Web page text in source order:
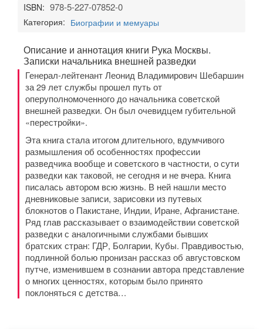
ISBN: 978-5-227-07852-0
Категория: Биографии и мемуары
Описание и аннотация книги Рука Москвы.
Записки начальника внешней разведки
Генерал-лейтенант Леонид Владимирович Шебаршин
за 29 лет службы прошел путь от
оперуполномоченного до начальника советской
внешней разведки. Он был очевидцем губительной
«перестройки».
Эта книга стала итогом длительного, вдумчивого
размышления об особенностях профессии
разведчика вообще и советского в частности, о сути
разведки как таковой, не сегодня и не вчера. Книга
писалась автором всю жизнь. В ней нашли место
дневниковые записи, зарисовки из путевых
блокнотов о Пакистане, Индии, Иране, Афганистане.
Ряд глав рассказывает о взаимодействии советской
разведки с аналогичными службами бывших
братских стран: ГДР, Болгарии, Кубы. Правдивостью,
подлинной болью пронизан рассказ об августовском
путче, изменившем в сознании автора представление
о многих ценностях, которым было принято
поклоняться с детства…